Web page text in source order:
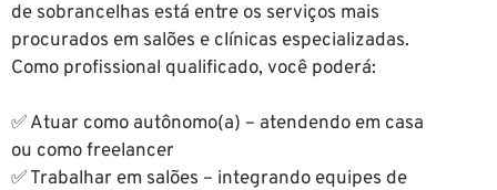
de sobrancelhas está entre os serviços mais
procurados em salões e clínicas especializadas.
Como profissional qualificado, você poderá:
✅ Atuar como autônomo(a) – atendendo em casa
ou como freelancer
✅ Trabalhar em salões – integrando equipes de